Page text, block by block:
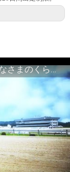
地方競馬プロモーションビデオ「みなさまのくらしのために」30秒篇｜NAR公式